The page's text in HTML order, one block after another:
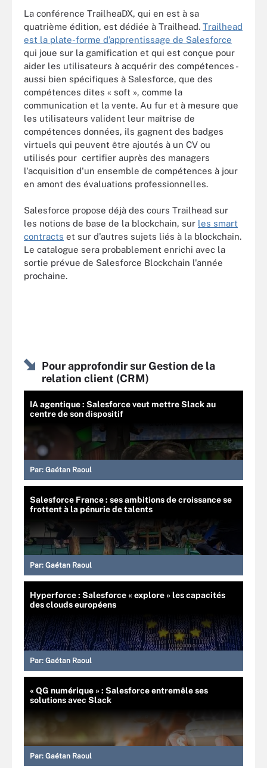
La conférence TrailheaDX, qui en est à sa
quatrième édition, est dédiée à Trailhead. Trailhead
est la plate-forme d’apprentissage de Salesforce
qui joue sur la gamification et qui est conçue pour
aider les utilisateurs à acquérir des compétences -
aussi bien spécifiques à Salesforce, que des
compétences dites « soft », comme la
communication et la vente. Au fur et à mesure que
les utilisateurs valident leur maîtrise de
compétences données, ils gagnent des badges
virtuels qui peuvent être ajoutés à un CV ou
utilisés pour certifier auprès des managers
l'acquisition d'un ensemble de compétences à jour
en amont des évaluations professionnelles.
Salesforce propose déjà des cours Trailhead sur
les notions de base de la blockchain, sur les smart
contracts et sur d'autres sujets liés à la blockchain.
Le catalogue sera probablement enrichi avec la
sortie prévue de Salesforce Blockchain l'année
prochaine.
Pour approfondir sur Gestion de la
relation client (CRM)
IA agentique : Salesforce veut mettre Slack au
centre de son dispositif
Par: Gaétan Raoul
Salesforce France : ses ambitions de croissance se
frottent à la pénurie de talents
Par: Gaétan Raoul
Hyperforce : Salesforce « explore » les capacités
des clouds européens
Par: Gaétan Raoul
« QG numérique » : Salesforce entremêle ses
solutions avec Slack
Par: Gaétan Raoul